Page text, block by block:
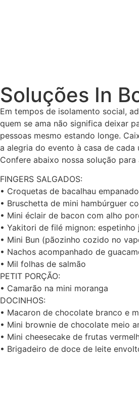
Soluções In
Em tempos de isolamento social,
quem se ama não significa deixar
pessoas mesmo estando longe.
a alegria do evento à casa de
Confere abaixo nossa solução
FINGERS SALGADOS:
• Croquetas de bacalhau
• Bruschetta de mini hambúrguer
• Mini éclair de bacon com alho
• Yakitori de filé mignon:
• Mini Bun (pãozinho cozido no
• Nachos acompanhado de
• Mil folhas de salmão
PETIT PORÇÃO:
• Camarão na mini moranga
DOCINHOS:
• Macaron de chocolate branco e
• Mini brownie de chocolate meio
• Mini cheesecake de frutas
• Brigadeiro de doce de leite